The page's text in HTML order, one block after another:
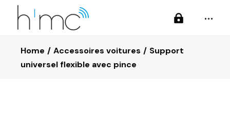
Home Accessoires voitures
Support
universel flexible avec pince